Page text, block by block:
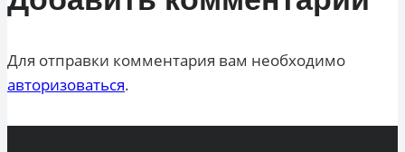
Для отправки комментария вам необходимо
авторизоваться.